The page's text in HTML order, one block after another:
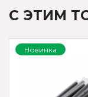
С ЭТИМ
Новинка